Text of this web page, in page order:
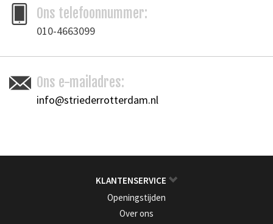
Ons telefoonnummer:
010-4663099
Ons e-mailadres:
info@striederrotterdam.nl
KLANTENSERVICE
Openingstijden
Over ons